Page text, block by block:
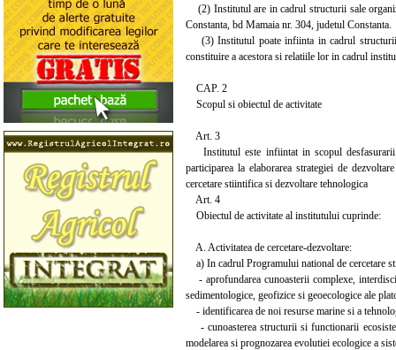
(2) Institutul are in cadrul structurii sale
Constanta, bd Mamaia nr. 304, judetul Constanta.
(3) Institutul poate infiinta in cadrul structurii
constituire a acestora si relatiile lor in cadrul
CAP. 2
Scopul si obiectul de activitate
Art. 3
Institutul este infiintat in scopul desfasurarii
participarea la elaborarea strategiei de
cercetare stiintifica si dezvoltare tehnologica
Art. 4
Obiectul de activitate al institutului cuprinde:
A. Activitatea de cercetare-dezvoltare:
a) In cadrul Programului national de cercetare
- aprofundarea cunoasterii complexe,
sedimentologice, geofizice si geoecologice ale
- identificarea de noi resurse marine si a
- cunoasterea structurii si functionarii
modelarea si prognozarea evolutiei ecologice a